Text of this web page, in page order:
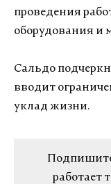
проведения
оборудования и
Сальдо
вводит
уклад жизни.
работает